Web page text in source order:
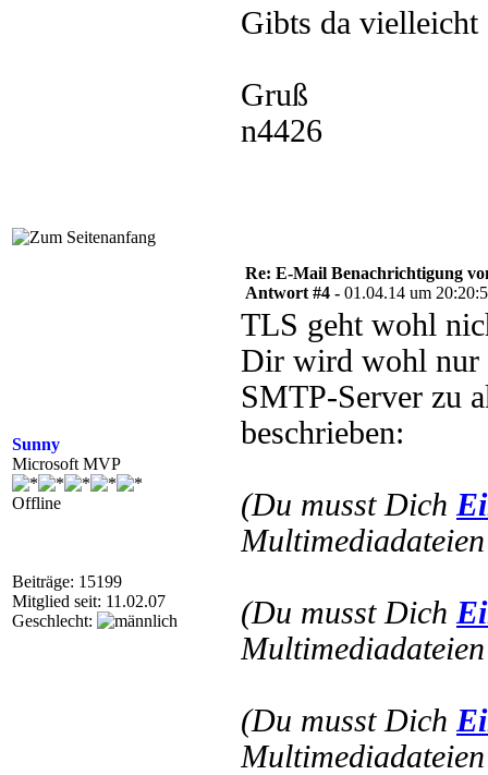
Gibts da vielleicht
Gruß
n4426
Sunny
Microsoft MVP
Offline
Beiträge: 15199
Mitglied seit: 11.02.07
Geschlecht:
Re: E-Mail Benachrichtigung
Antwort #4 - 01.04.14 um
TLS geht wohl
Dir wird wohl nur
SMTP-Server zu
beschrieben:
(Du musst Dich
(Du musst Dich
(Du musst Dich